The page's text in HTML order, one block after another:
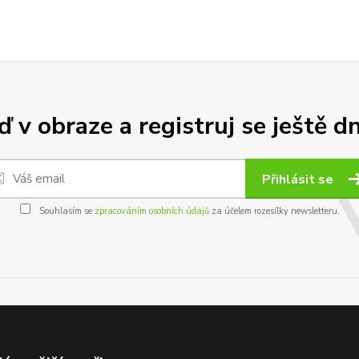
v obraze a registruj se ještě
Přihlásit se
Souhlasím se zpracováním osobních údajůza účelem rozesílky newsletteru.